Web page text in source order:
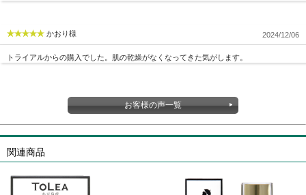
かおり様 2024/12/06
トライアルからの購入でした。肌の乾燥がなくなってきた気がします。
お客様の声一覧
関連商品